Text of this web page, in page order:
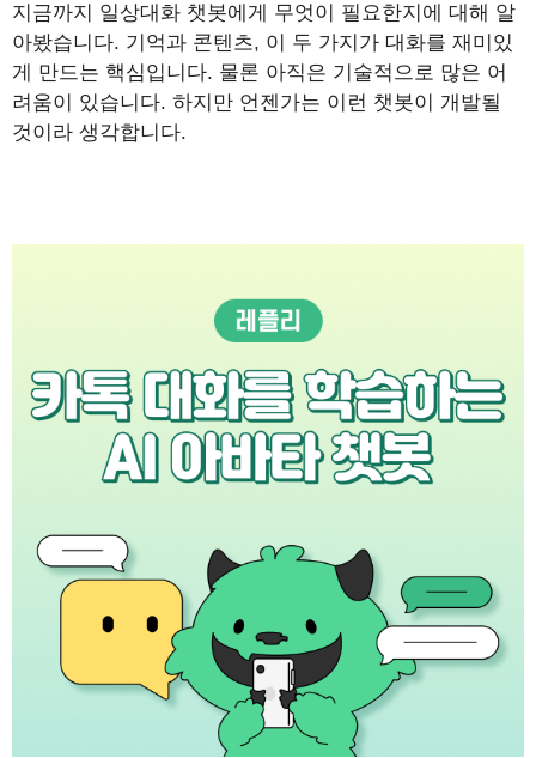
지금까지 일상대화 챗봇에게 무엇이 필요한지에 대해 알
아봤습니다. 기억과 콘텐츠, 이 두 가지가 대화를 재미있
게 만드는 핵심입니다. 물론 아직은 기술적으로 많은 어
려움이 있습니다. 하지만 언젠가는 이런 챗봇이 개발될
것이라 생각합니다.